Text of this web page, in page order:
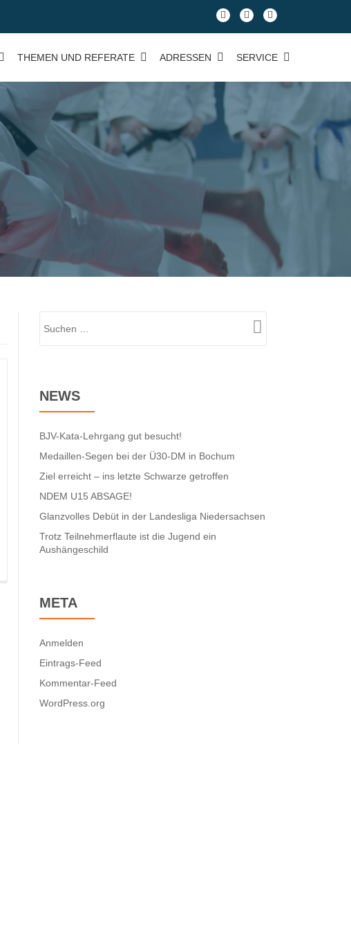
fa-
facebook
fa-
facebook
fa-
google-
plus-
THEMEN UND REFERATE ADRESSEN SERVICE
NEWS
BJV-Kata-Lehrgang gut besucht!
Medaillen-Segen bei der Ü30-DM in Bochum
Ziel erreicht – ins letzte Schwarze getroffen
NDEM U15 ABSAGE!
Glanzvolles Debüt in der Landesliga Niedersachsen
Trotz Teilnehmerflaute ist die Jugend ein
Aushängeschild
META
Anmelden
Eintrags-Feed
Kommentar-Feed
WordPress.org